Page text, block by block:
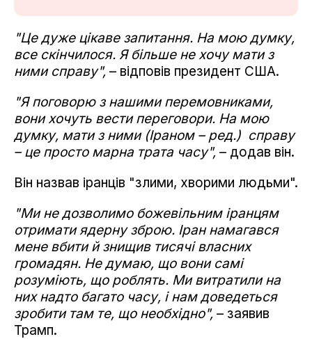
"Це дуже цікаве запитання. На мою думку,
все скінчилося. Я більше не хочу мати з
ними справу", – відповів президент США.
"Я поговорю з нашими перемовниками,
вони хочуть вести переговори. На мою
думку, мати з ними (Іраном – ред.) справу
– це просто марна трата часу", – додав він.
Він назвав іранців "злими, хворими людьми".
"Ми не дозволимо божевільним іранцям
отримати ядерну зброю. Іран намагався
мене вбити й знищив тисячі власних
громадян. Не думаю, що вони самі
розуміють, що роблять. Ми витратили на
них надто багато часу, і нам доведеться
зробити там те, що необхідно", – заявив
Трамп.